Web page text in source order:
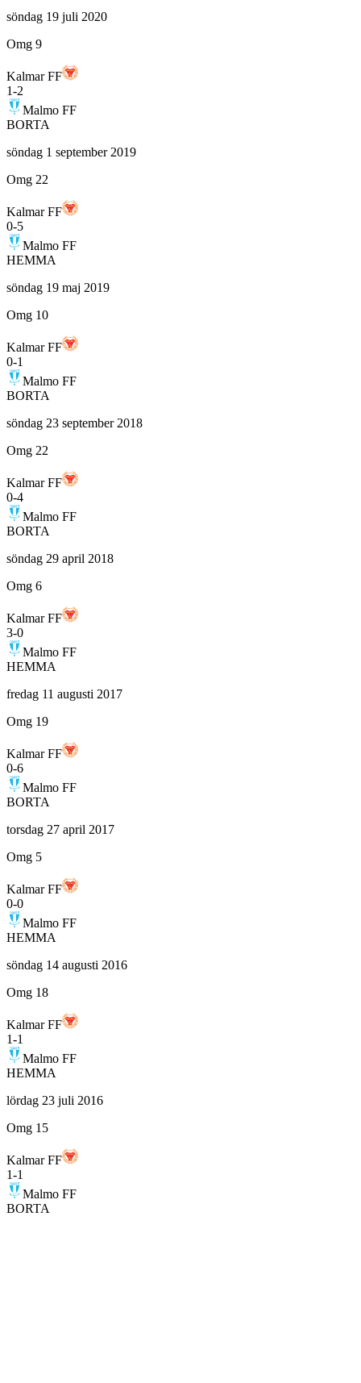
söndag 19 juli 2020
Omg 9
Kalmar FF
1-2
Malmo FF
BORTA
söndag 1 september 2019
Omg 22
Kalmar FF
0-5
Malmo FF
HEMMA
söndag 19 maj 2019
Omg 10
Kalmar FF
0-1
Malmo FF
BORTA
söndag 23 september 2018
Omg 22
Kalmar FF
0-4
Malmo FF
BORTA
söndag 29 april 2018
Omg 6
Kalmar FF
3-0
Malmo FF
HEMMA
fredag 11 augusti 2017
Omg 19
Kalmar FF
0-6
Malmo FF
BORTA
torsdag 27 april 2017
Omg 5
Kalmar FF
0-0
Malmo FF
HEMMA
söndag 14 augusti 2016
Omg 18
Kalmar FF
1-1
Malmo FF
HEMMA
lördag 23 juli 2016
Omg 15
Kalmar FF
1-1
Malmo FF
BORTA